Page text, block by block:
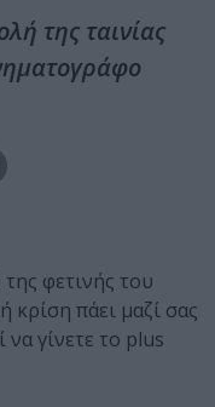
της ταινίας
φετινής του
κρίση πάει μαζί σας
να γίνετε το plus